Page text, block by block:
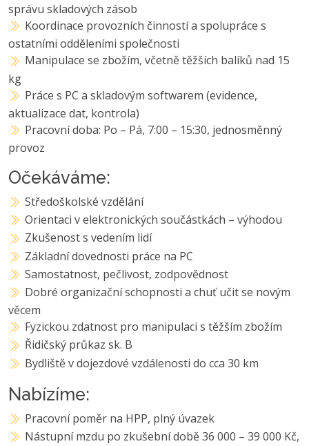
správu skladových zásob
Koordinace provozních činností a spolupráce s
ostatními odděleními společnosti
Manipulace se zbožím, včetně těžších balíků nad 15
kg
Práce s PC a skladovým softwarem (evidence,
aktualizace dat, kontrola)
Pracovní doba: Po – Pá, 7:00 – 15:30, jednosměnný
provoz
Očekáváme:
Středoškolské vzdělání
Orientaci v elektronických součástkách – výhodou
Zkušenost s vedením lidí
Základní dovednosti práce na PC
Samostatnost, pečlivost, zodpovědnost
Dobré organizační schopnosti a chuť učit se novým
věcem
Fyzickou zdatnost pro manipulaci s těžším zbožím
Řidičský průkaz sk. B
Bydliště v dojezdové vzdálenosti do cca 30 km
Nabízíme:
Pracovní poměr na HPP, plný úvazek
Nástupní mzdu po zkušební době 36 000 – 39 000 Kč,